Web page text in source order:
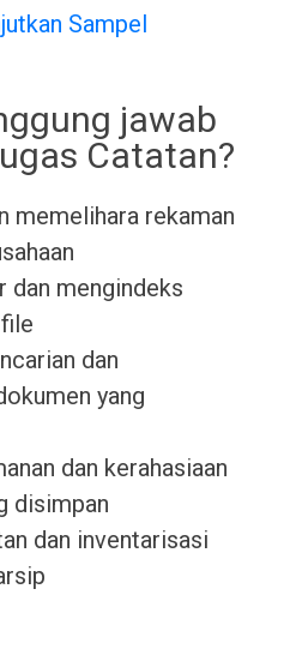
Sampel
jawab
Catatan?
memelihara rekaman
dan mengindeks
dan
yang
dan kerahasiaan
disimpan
dan inventarisasi